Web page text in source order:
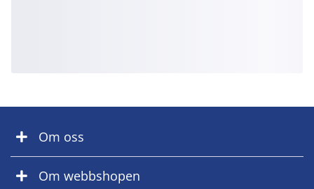
Om oss
Om webbshopen